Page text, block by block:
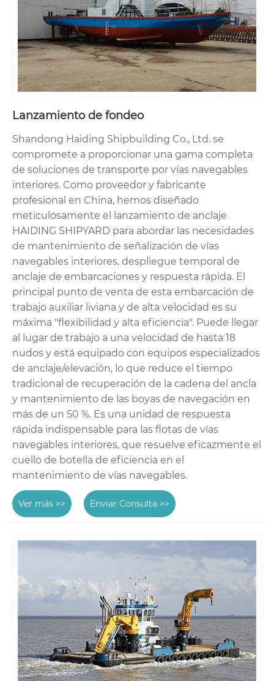
Lanzamiento de fondeo
Shandong Haiding Shipbuilding Co., Ltd. se
compromete a proporcionar una gama completa
de soluciones de transporte por vías navegables
interiores. Como proveedor y fabricante
profesional en China, hemos diseñado
meticulosamente el lanzamiento de anclaje
HAIDING SHIPYARD para abordar las necesidades
de mantenimiento de señalización de vías
navegables interiores, despliegue temporal de
anclaje de embarcaciones y respuesta rápida. El
principal punto de venta de esta embarcación de
trabajo auxiliar liviana y de alta velocidad es su
máxima "flexibilidad y alta eficiencia". Puede llegar
al lugar de trabajo a una velocidad de hasta 18
nudos y está equipado con equipos especializados
de anclaje/elevación, lo que reduce el tiempo
tradicional de recuperación de la cadena del ancla
y mantenimiento de las boyas de navegación en
más de un 50 %. Es una unidad de respuesta
rápida indispensable para las flotas de vías
navegables interiores, que resuelve eficazmente el
cuello de botella de eficiencia en el
mantenimiento de vías navegables.
Ver más >> Enviar Consulta >>